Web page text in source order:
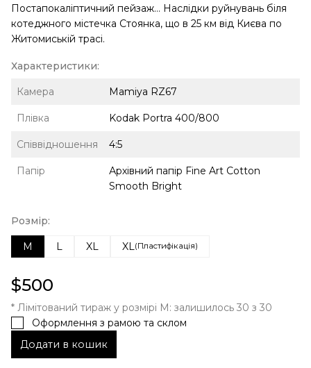
Постапокаліптичний пейзаж… Наслідки руйнувань біля
котеджного містечка Стоянка, що в 25 км від Києва по
Житомиській трасі.
Характеристики:
Камера Mamiya RZ67
Плівка Kodak Portra 400/800
Співвідношення 4:5
Папір
Архівний папір Fine Art Cotton
Smooth Bright
Розмір:
M L XL XL(Пластифікація)
$500
* Лімітований тираж у розмірі M: залишилось 30 з 30
Оформлення з рамою та склом
Додати в кошик